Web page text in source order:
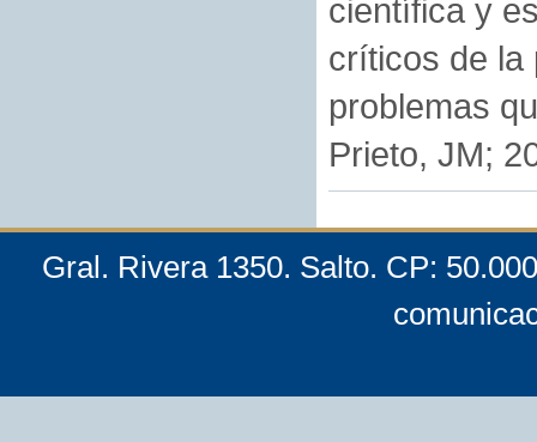
científica y
críticos de la
problemas
Prieto, JM;
Gral. Rivera 1350. Salto. CP: